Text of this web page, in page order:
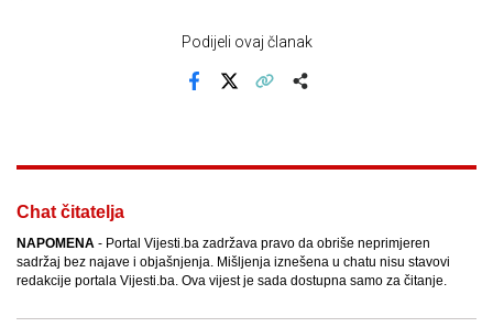
Podijeli ovaj članak
Chat čitatelja
NAPOMENA - Portal Vijesti.ba zadržava pravo da obriše neprimjeren
sadržaj bez najave i objašnjenja. Mišljenja iznešena u chatu nisu stavovi
redakcije portala Vijesti.ba. Ova vijest je sada dostupna samo za čitanje.